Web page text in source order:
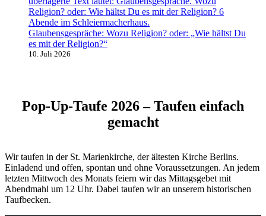
Glaubensgespräche: Wozu Religion? oder: „Wie hältst Du
es mit der Religion?“
10. Juli 2026
Pop-Up-Taufe 2026 – Taufen einfach
gemacht
Wir taufen in der St. Marienkirche, der ältesten Kirche Berlins.
Einladend und offen, spontan und ohne Voraussetzungen. An jedem
letzten Mittwoch des Monats feiern wir das Mittagsgebet mit
Abendmahl um 12 Uhr. Dabei taufen wir an unserem historischen
Taufbecken.